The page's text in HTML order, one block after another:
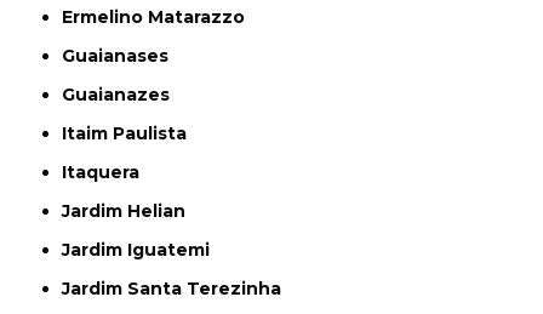
Ermelino Matarazzo
Guaianases
Guaianazes
Itaim Paulista
Itaquera
Jardim Helian
Jardim Iguatemi
Jardim Santa Terezinha